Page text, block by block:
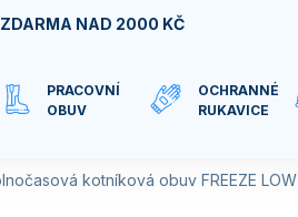
NAD 2000 KČ
PRACOVNÍ
OBUV
OCHRANNÉ
RUKAVICE
kotníková obuv FREEZE LOW